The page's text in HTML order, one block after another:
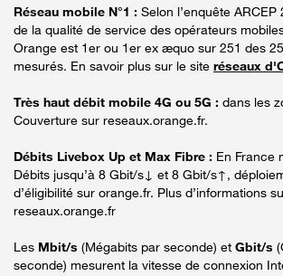
Réseau mobile N°1 : Selon l’enquête ARCEP
de la qualité de service des opérateurs
Orange est 1er ou 1er ex æquo sur 251 des
mesurés. En savoir plus sur le site réseaux
Très haut débit mobile 4G ou 5G : dans les
Couverture sur reseaux.orange.fr.
Débits Livebox Up et Max Fibre : En France
Débits jusqu’à 8 Gbit/s↓ et 8 Gbit/s↑,
d’éligibilité sur orange.fr. Plus d’informations
reseaux.orange.fr
Les Mbit/s (Mégabits par seconde) et Gbit/s
seconde) mesurent la vitesse de connexion